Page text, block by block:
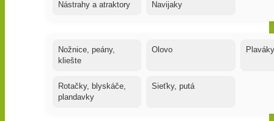
Nástrahy a atraktory Navijaky
Nožnice, peány,
kliešte
Olovo Plaváky
Rotačky, blyskáče,
plandavky
Sieťky, putá